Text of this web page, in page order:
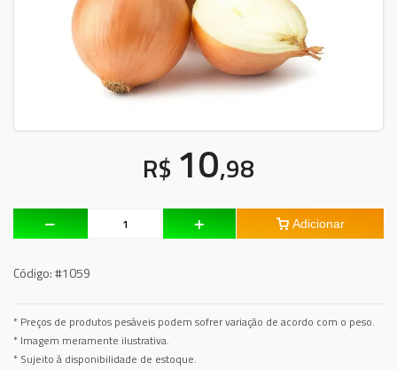
R$ 10,98
Adicionar
Código:#1059
* Preços de produtos pesáveis podem sofrer variação de acordo com o peso.
* Imagem meramente ilustrativa.
* Sujeito à disponibilidade de estoque.